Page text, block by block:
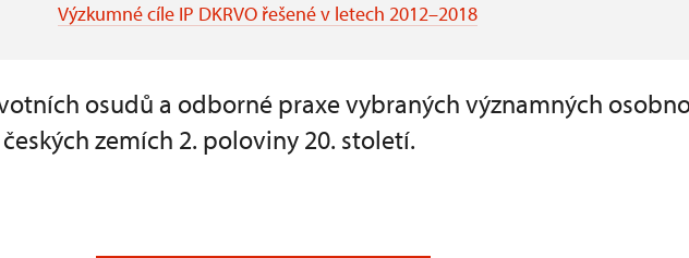
Výzkumné cíle IP DKRVO řešené v letech 2012–2018
osudů a odborné praxe vybraných významných
zemích 2. poloviny 20. století.